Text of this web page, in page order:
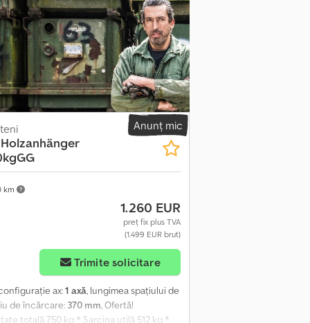
Număr de axe: 2 * Axă cu frână * Roată de
în formă de H * Bare de protecție * Axe
valabilă doar în Reichertshofen!!!
includ TVA. Program de lucru
și duminică: închis Vizitați-ne și la:
obține, de asemenea, remorca și
20 46286 Dorsten-Wulfen Tel.:
GmbH Sonnenbergstr. 5a 38723 Seesen Tel.:
să nu corespundă cu echipamentulAnunț mic
km
Holzanhänger
1.260 EUR
preț fix plus TVA
(1.499 EUR brut)
Trimite solicitare
ax:1 axă, lungimea spațiului de
de încărcare: 370 mm , Ofertă!
totală 750 kg * Sarcina utilă 512 kg *